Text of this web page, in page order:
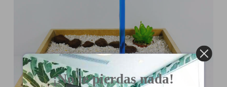
¡No te pierdas nada!